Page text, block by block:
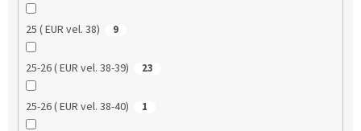
25 ( EUR vel. 38) 9
25-26 ( EUR vel. 38-39) 23
25-26 ( EUR vel. 38-40) 1